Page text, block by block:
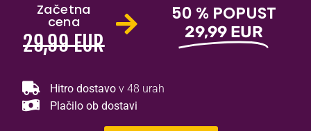
Začetna
cena
29,99 EUR
50 % POPUST
29,99 EUR
Hitro dostavo v 48 urah
Plačilo ob dostavi